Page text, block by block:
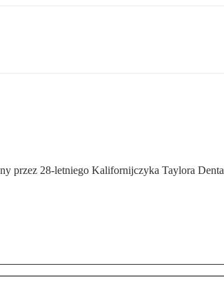
przez 28-letniego Kalifornijczyka Taylora